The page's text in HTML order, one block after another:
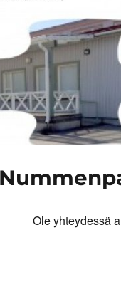
Ole yhteydessä